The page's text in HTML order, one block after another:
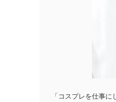
「コスプレを仕事